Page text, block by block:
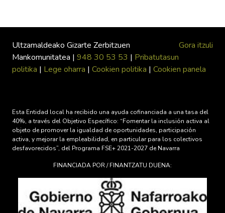
Gora itzuli
Ultzamaldeako Gizarte Zerbitzuen
Mankomunitatea | 948 30 53 53 | Pribatutasun
politika | Lege oharra | Cookien politika | Cookien panela
Esta Entidad local ha recibido una ayuda cofinanciada a una tasa del
40%, a través del Objetivo Específico: “Fomentar la inclusión activa al
objeto de promover la igualdad de oportunidades, participación
activa, y mejorar la empleabilidad, en particular para los colectivos
desfavorecidos”, del Programa FSE+ 2021-2027 de Navarra
FINANCIADA POR / FINANTZATU DUENA: